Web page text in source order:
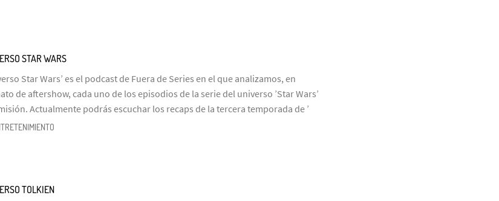
STAR WARS
Star Wars’ es el podcast de Fuera de Series en el que analizamos, en
de aftershow, cada uno de los episodios de la serie del universo ’Star Wars’
Actualmente podrás escuchar los recaps de la tercera temporada de ’
TOLKIEN